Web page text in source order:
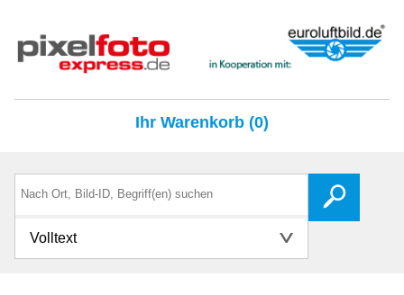
Ihr Warenkorb (0)
Volltext